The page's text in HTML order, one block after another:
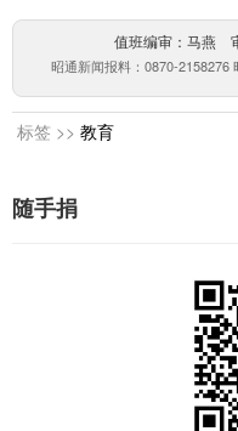
值班编审：马燕
昭通新闻报料：0870-2158276
标签 >> 教育
随手捐